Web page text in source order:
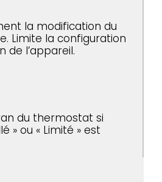
la modification du
Limite la configuration
de l’appareil.
du thermostat si
» ou « Limité » est